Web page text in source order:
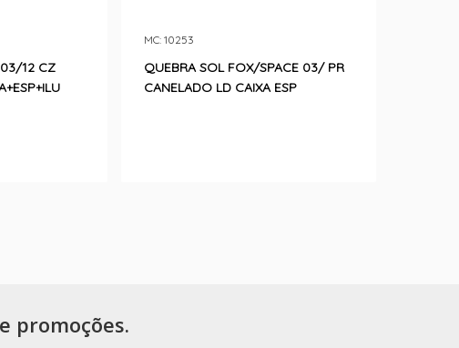
12 CZ
QUEBRA SOL FOX/SPACE 03/ PR
CANELADO LD CAIXA ESP
MC: 10253
promoções.